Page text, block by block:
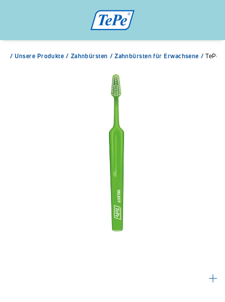
/ Unsere Produkte / Zahnbürsten / Zahnbürsten für Erwachsene / TePe